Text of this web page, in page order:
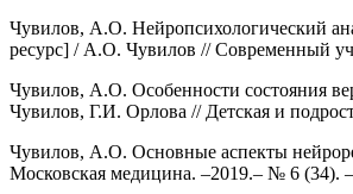
Чувилов, А.О. Нейропсихологический
ресурс] / А.О. Чувилов // Современный
Чувилов, А.О. Особенности состояния
Чувилов, Г.И. Орлова // Детская и
Чувилов, А.О. Основные аспекты
Московская медицина. –2019.– № 6 (34).